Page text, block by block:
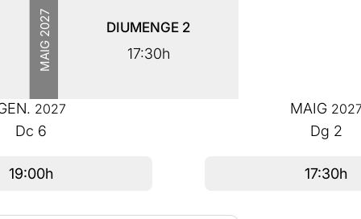
MAIG
2027 DIUMENGE 2
17:30h
2027
Dc 6
19:00h
MAIG
Dg 2
17:30h